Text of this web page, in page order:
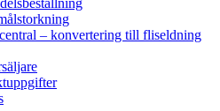
– konvertering till fliseldning